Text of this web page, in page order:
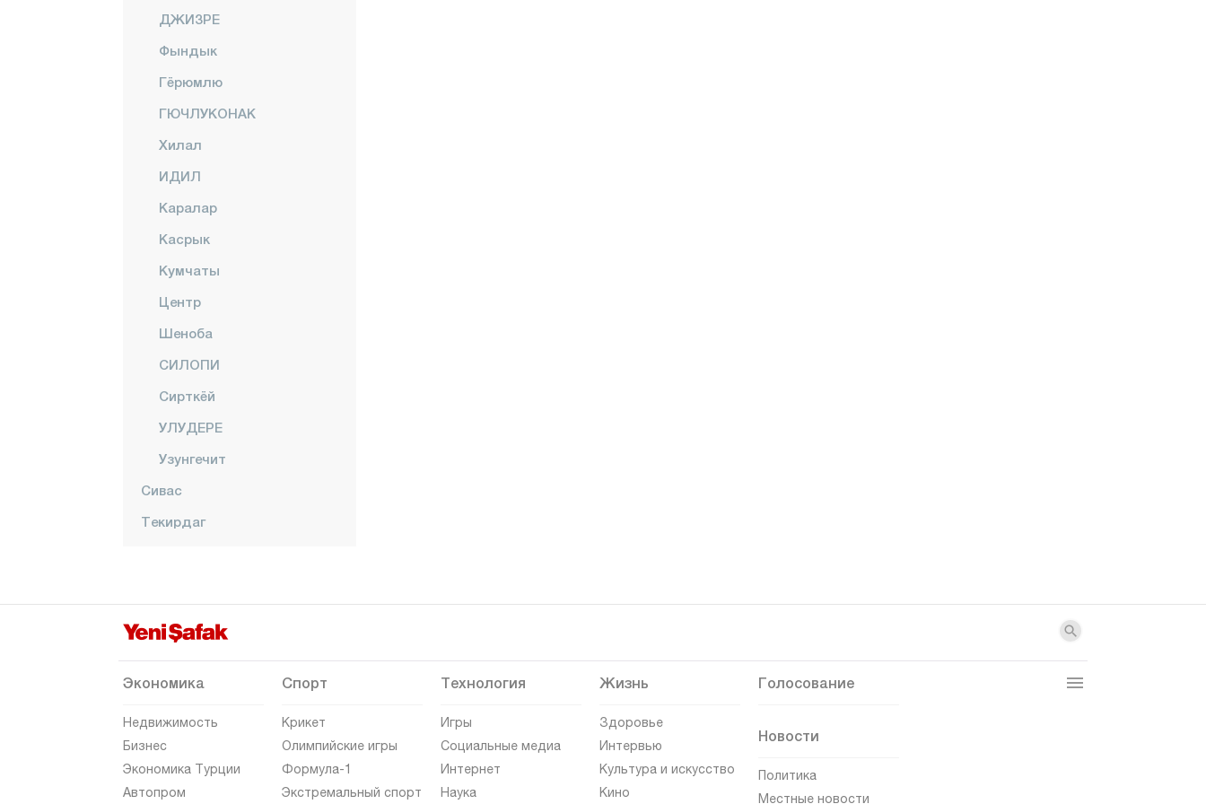
ДЖИЗРЕ
Фындык
Гёрюмлю
ГЮЧЛУКОНАК
Хилал
ИДИЛ
Каралар
Касрык
Кумчаты
Центр
Шеноба
СИЛОПИ
Сирткёй
УЛУДЕРЕ
Узунгечит
Сивас
Текирдаг
Ушак
Ван
Йозгат
Зонгулдак
Экономика
Недвижимость
Бизнес
Экономика Турции
Автопром
Спорт
Крикет
Олимпийские игры
Формула-1
Экстремальный спорт
Технология
Игры
Социальные медиа
Интернет
Наука
Жизнь
Здоровье
Интервью
Культура и искусство
Кино
Голосование
Новости
Политика
Местные новости